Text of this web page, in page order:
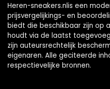
Heren-sneakers.nlis een
prijsvergelijkings- en
biedt die beschikbaar zijn op
houdt via de laatst
zijn auteursrechtelijk
eigenaren. Alle geciteerde
respectievelijke bronnen.